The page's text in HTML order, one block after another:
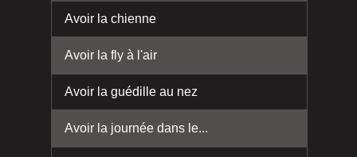
Avoir la chienne
Avoir la fly à l'air
Avoir la guédille au nez
Avoir la journée dans le...